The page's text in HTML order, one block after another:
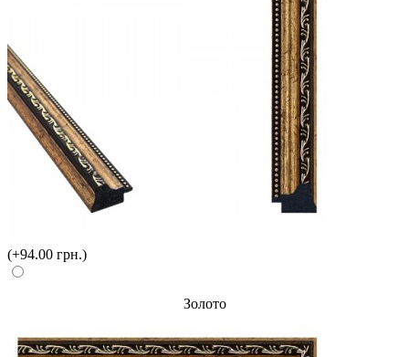
(+94.00 грн.)
Золото